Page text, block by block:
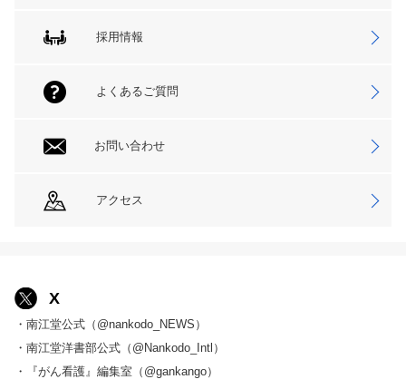
採用情報
よくあるご質問
お問い合わせ
アクセス
X
・南江堂公式（@nankodo_NEWS）
・南江堂洋書部公式（@Nankodo_Intl）
・『がん看護』編集室（@gankango）